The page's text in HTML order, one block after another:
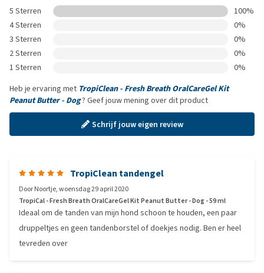
5 Sterren
100%
4 Sterren
0%
3 Sterren
0%
2 Sterren
0%
1 Sterren
0%
Heb je ervaring met TropiClean - Fresh Breath OralCareGel Kit
Peanut Butter - Dog? Geef jouw mening over dit product
Schrijf jouw eigen review
TropiClean tandengel
DoorNoortje,woensdag 29 april 2020
TropiCal - Fresh Breath OralCareGel Kit Peanut Butter - Dog - 59 ml
Ideaal om de tanden van mijn hond schoon te houden, een paar
druppeltjes en geen tandenborstel of doekjes nodig. Ben er heel
tevreden over